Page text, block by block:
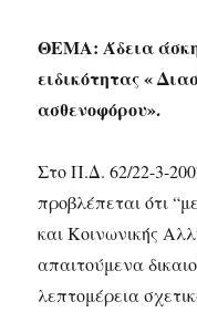
ΘΕΜΑ: Άδεια
ειδικότητας «
ασθενοφόρου».
Στο Π.Δ. 62/22-3-
προβλέπεται ότι
και Κοινωνικής
απαιτούμενα
λεπτομέρεια